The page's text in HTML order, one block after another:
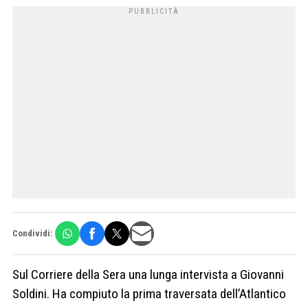
Condividi:
Sul Corriere della Sera una lunga intervista a Giovanni
Soldini. Ha compiuto la prima traversata dell’Atlantico